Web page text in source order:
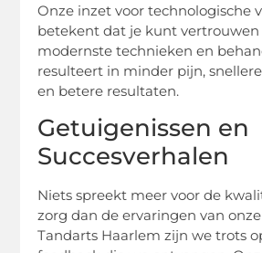
Onze inzet voor technologische
betekent dat je kunt vertrouwen
modernste technieken en
resulteert in minder pijn,
en betere resultaten.
Getuigenissen en
Succesverhalen
Niets spreekt meer voor de
zorg dan de ervaringen van
Tandarts Haarlem zijn we trots